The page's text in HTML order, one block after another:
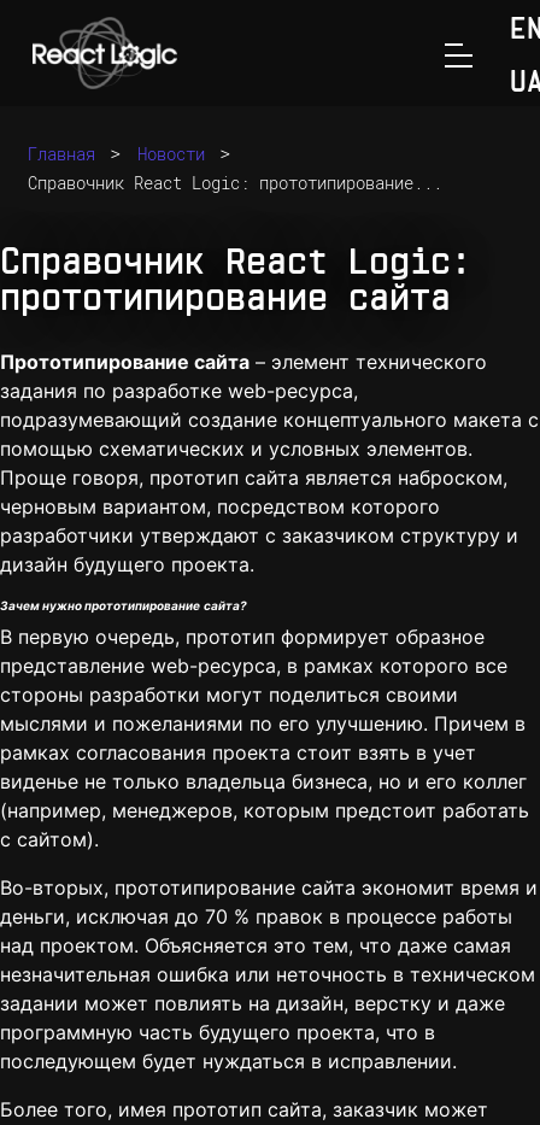
Главная > Новости >
Справочник React Logic: прототипирование...
Справочник React Logic:
прототипирование сайта
Прототипирование сайта – элемент технического
задания по разработке web-ресурса,
подразумевающий создание концептуального макета с
помощью схематических и условных элементов.
Проще говоря, прототип сайта является наброском,
черновым вариантом, посредством которого
разработчики утверждают с заказчиком структуру и
дизайн будущего проекта.
Зачем нужно прототипирование сайта?
В первую очередь, прототип формирует образное
представление web-ресурса, в рамках которого все
стороны разработки могут поделиться своими
мыслями и пожеланиями по его улучшению. Причем в
рамках согласования проекта стоит взять в учет
виденье не только владельца бизнеса, но и его коллег
(например, менеджеров, которым предстоит работать
с сайтом).
Во-вторых, прототипирование сайта экономит время и
деньги, исключая до 70 % правок в процессе работы
над проектом. Объясняется это тем, что даже самая
незначительная ошибка или неточность в техническом
задании может повлиять на дизайн, верстку и даже
программную часть будущего проекта, что в
последующем будет нуждаться в исправлении.
Более того, имея прототип сайта, заказчик может